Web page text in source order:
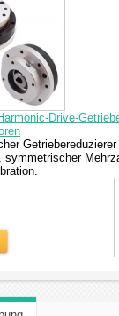
Drive-
symmetrischer